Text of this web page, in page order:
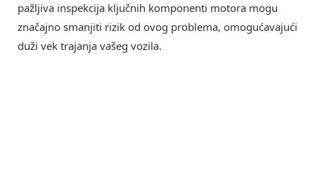
pažljiva inspekcija ključnih komponenti motora mogu
značajno smanjiti rizik od ovog problema, omogućavajući
duži vek trajanja vašeg vozila.